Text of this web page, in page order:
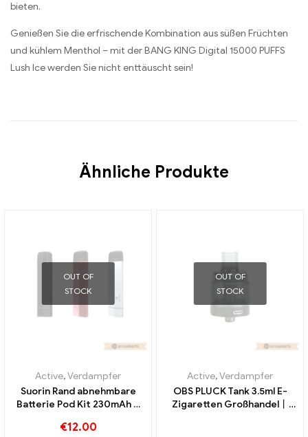
bieten.
Genießen Sie die erfrischende Kombination aus süßen Früchten
und kühlem Menthol – mit der BANG KING Digital 15000 PUFFS
Lush Ice werden Sie nicht enttäuscht sein!
Ähnliche Produkte
OUT OF
STOCK
Active,Verdampfer
Suorin Rand abnehmbare
Batterie Pod Kit 230mAh &
Großhandel丨Custom
€12.00
OUT OF
STOCK
Active,Verdampfer
OBS PLUCK Tank 3.5ml E-
Zigaretten Großhandel丨